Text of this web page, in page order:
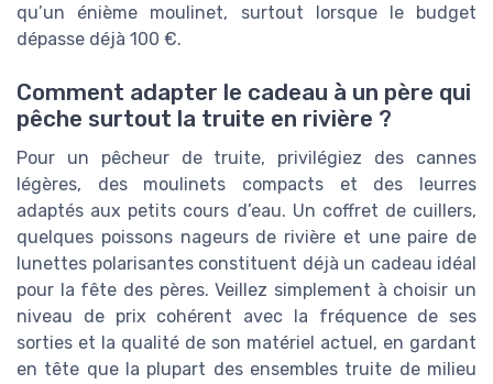
qu’un énième moulinet, surtout lorsque le budget
dépasse déjà 100 €.
Comment adapter le cadeau à un père qui
pêche surtout la truite en rivière ?
Pour un pêcheur de truite, privilégiez des cannes
légères, des moulinets compacts et des leurres
adaptés aux petits cours d’eau. Un coffret de cuillers,
quelques poissons nageurs de rivière et une paire de
lunettes polarisantes constituent déjà un cadeau idéal
pour la fête des pères. Veillez simplement à choisir un
niveau de prix cohérent avec la fréquence de ses
sorties et la qualité de son matériel actuel, en gardant
en tête que la plupart des ensembles truite de milieu